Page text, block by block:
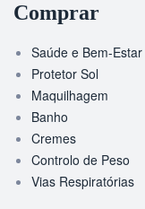
Comprar
Saúde e Bem-Estar
Protetor Sol
Maquilhagem
Banho
Cremes
Controlo de Peso
Vias Respiratórias